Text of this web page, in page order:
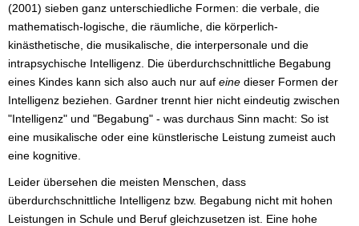
(2001) sieben ganz unterschiedliche Formen: die verbale, die
mathematisch-logische, die räumliche, die körperlich-
kinästhetische, die musikalische, die interpersonale und die
intrapsychische Intelligenz. Die überdurchschnittliche Begabung
eines Kindes kann sich also auch nur auf eine dieser Formen der
Intelligenz beziehen. Gardner trennt hier nicht eindeutig zwischen
"Intelligenz" und "Begabung" - was durchaus Sinn macht: So ist
eine musikalische oder eine künstlerische Leistung zumeist auch
eine kognitive.
Leider übersehen die meisten Menschen, dass
überdurchschnittliche Intelligenz bzw. Begabung nicht mit hohen
Leistungen in Schule und Beruf gleichzusetzen ist. Eine hohe